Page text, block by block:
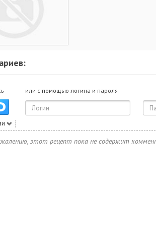
или с помощью логина и пароля
этот рецепт пока не содержит